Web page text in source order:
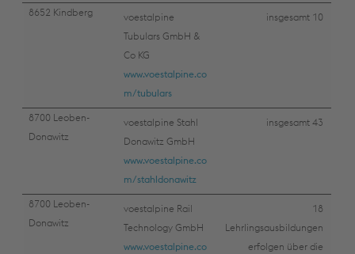
8652 Kindberg
voestalpine
Tubulars GmbH &
Co KG
www.voestalpine.co
m/tubulars
insgesamt 10
8700 Leoben-
Donawitz
voestalpine Stahl
Donawitz GmbH
www.voestalpine.co
m/stahldonawitz
insgesamt 43
8700 Leoben-
Donawitz
voestalpine Rail
Technology GmbH
www.voestalpine.co
18
Lehrlingsausbildungen
erfolgen über die